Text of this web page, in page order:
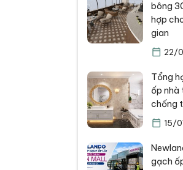
bông
hợp
gian
22/
Tổng
ốp nhà
chống
15/
gạch